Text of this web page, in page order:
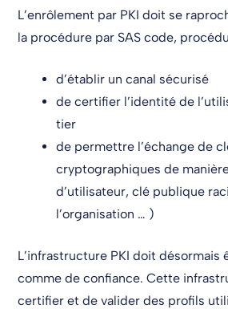
L’enrôlement par PKI doit se
la procédure par SAS code,
d’établir un canal sécurisé
de certifier l’identité de
tier
de permettre l’échange de
cryptographiques de
d’utilisateur, clé publique
l’organisation … )
L’infrastructure PKI doit désormais
comme de confiance. Cette
certifier et de valider des profils